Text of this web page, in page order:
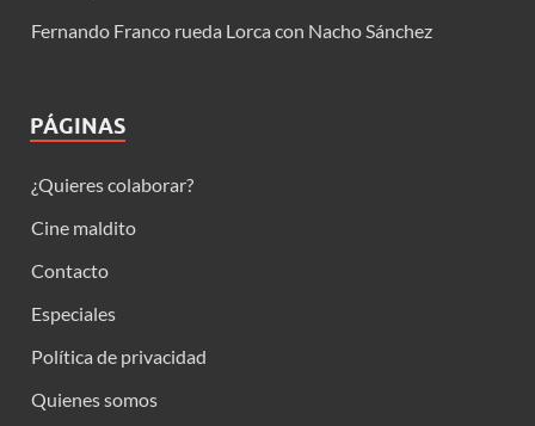
Fernando Franco rueda Lorca con Nacho Sánchez
PÁGINAS
¿Quieres colaborar?
Cine maldito
Contacto
Especiales
Política de privacidad
Quienes somos